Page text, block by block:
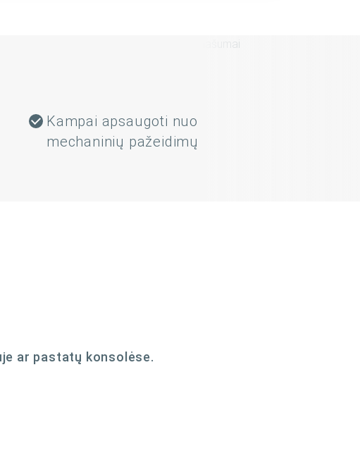
Kampai apsaugoti nuo
mechaninių pažeidimų
ar pastatų konsolėse.